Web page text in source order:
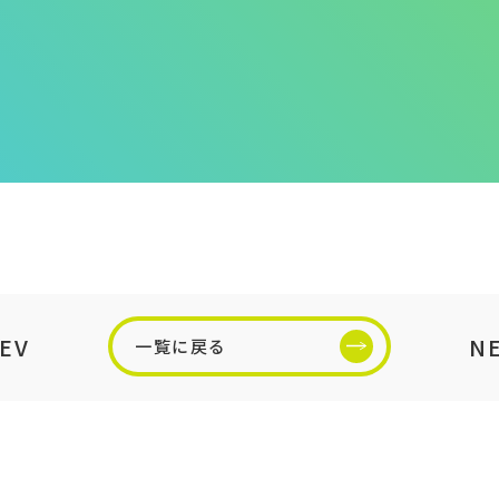
一覧に戻る